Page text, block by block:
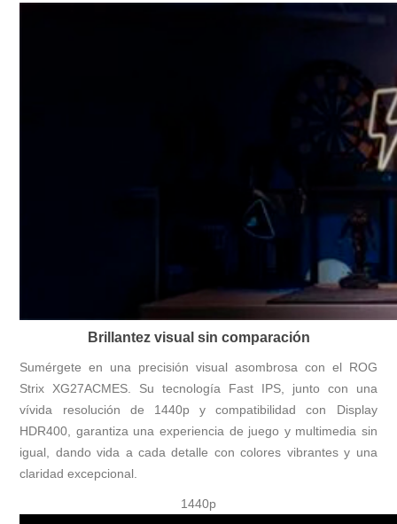
Brillantez visual sin comparación
Sumérgete en una precisión visual asombrosa con el ROG
Strix XG27ACMES. Su tecnología Fast IPS, junto con una
vívida resolución de 1440p y compatibilidad con Display
HDR400, garantiza una experiencia de juego y multimedia sin
igual, dando vida a cada detalle con colores vibrantes y una
claridad excepcional.
1440p